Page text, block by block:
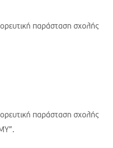
παράσταση σχολής
παράσταση σχολής